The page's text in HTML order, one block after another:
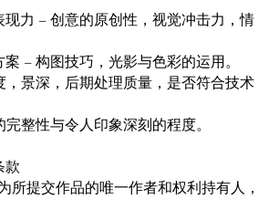
现力 – 创意的原创性，视觉冲击力，情
– 构图技巧，光影与色彩的运用。
，景深，后期处理质量，是否符合技术
整性与令人印象深刻的程度。
款
所提交作品的唯一作者和权利持有人，